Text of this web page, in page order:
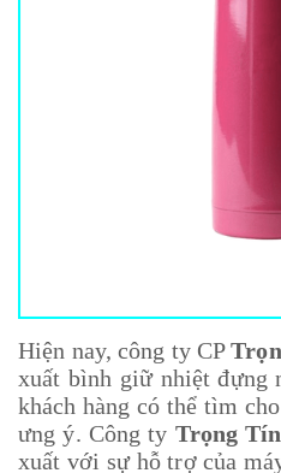
Hiện nay, công ty CP
xuất bình giữ nhiệt đựng
khách hàng có thể tìm
ưng ý. Công ty Trọng
xuất với sự hỗ trợ của